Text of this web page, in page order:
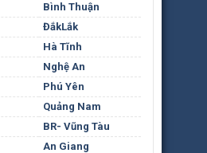
Bình Thuận
ĐắkLắk
Hà Tĩnh
Nghệ An
Phú Yên
Quảng Nam
BR- Vũng Tàu
An Giang